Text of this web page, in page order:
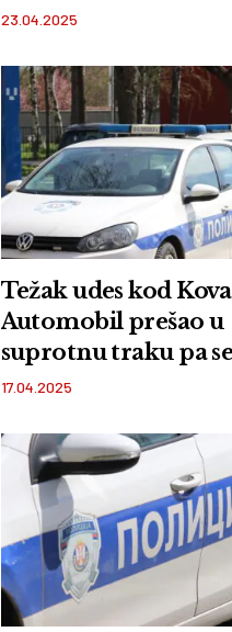
asfaltirao put,
23.04.2025
Težak udes kod
Automobil prešao u
suprotnu traku pa
isprevrtao
17.04.2025